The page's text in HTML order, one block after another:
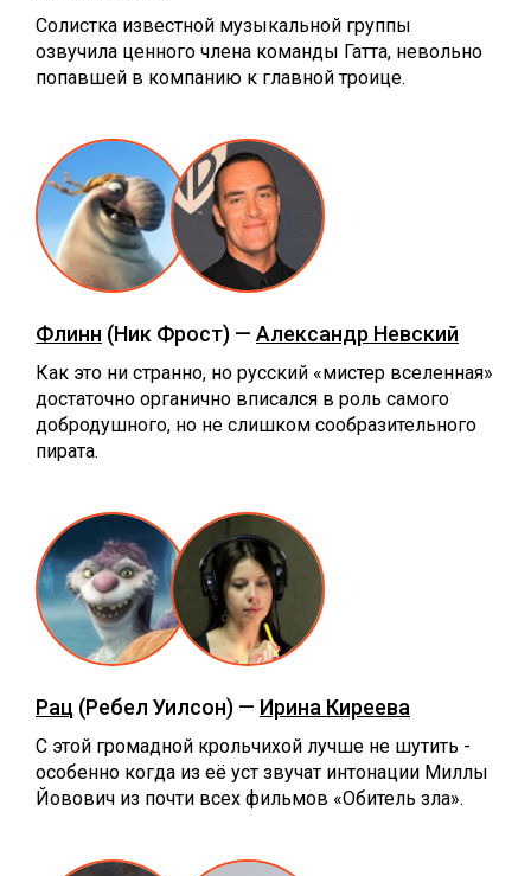
Солистка известной музыкальной группы
озвучила ценного члена команды Гатта, невольно
попавшей в компанию к главной троице.
Флинн (Ник Фрост) — Александр Невский
Как это ни странно, но русский «мистер вселенная»
достаточно органично вписался в роль самого
добродушного, но не слишком сообразительного
пирата.
Рац (Ребел Уилсон) — Ирина Киреева
С этой громадной крольчихой лучше не шутить -
особенно когда из её уст звучат интонации Миллы
Йовович из почти всех фильмов «Обитель зла».